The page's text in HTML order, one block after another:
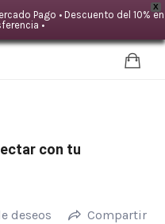
X
Pago • Descuento del 10% en
•
con tu
deseos Compartir